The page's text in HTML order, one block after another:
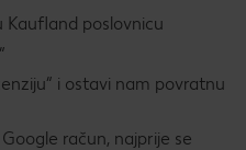
Kaufland poslovnicu
i ostavi nam povratnu
račun, najprije se